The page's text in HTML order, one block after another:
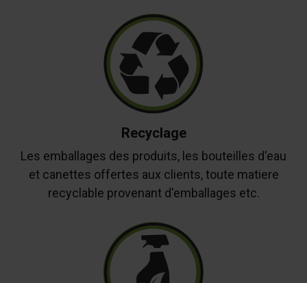
Recyclage
Les emballages des produits, les bouteilles d'eau
et canettes offertes aux clients, toute matiere
recyclable provenant d'emballages etc.